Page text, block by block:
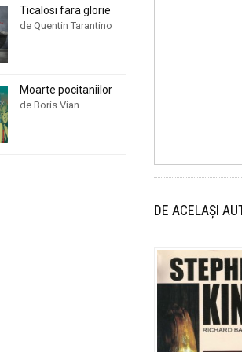
DE ACELAȘI
Ticalosi fara glorie
de Quentin Tarantino
Moarte pocitaniilor
de Boris Vian